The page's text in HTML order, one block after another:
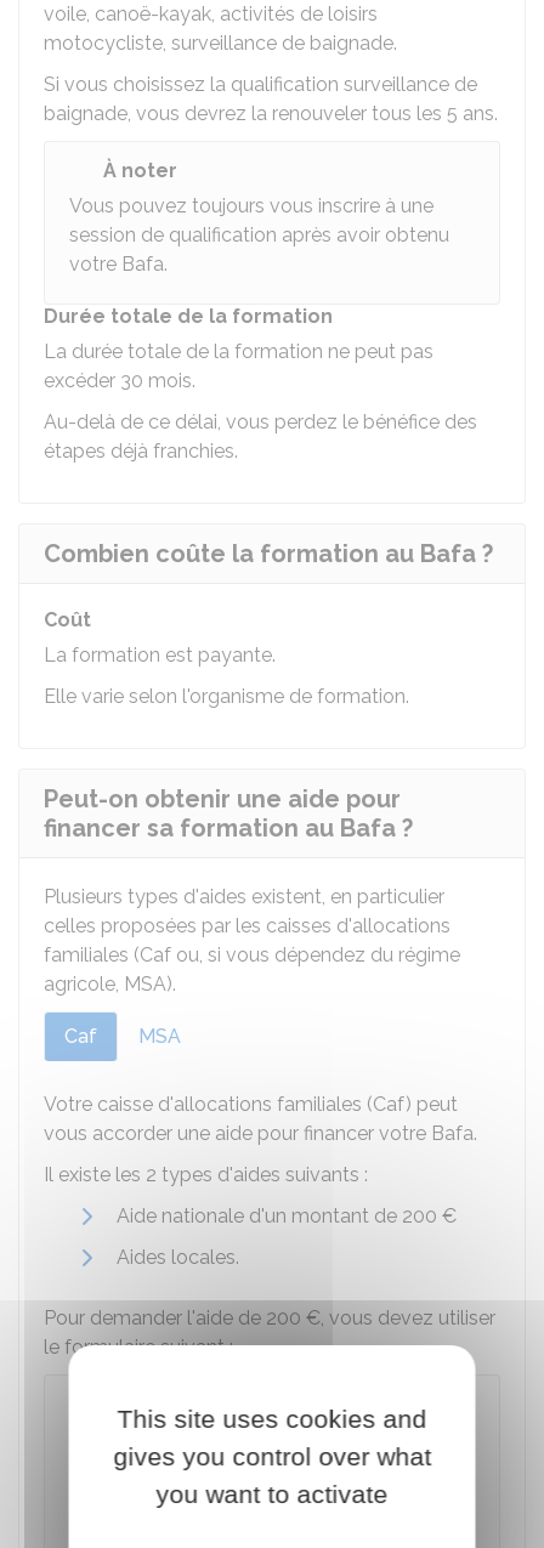
voile, canoë-kayak, activités de loisirs
motocycliste, surveillance de baignade.
Si vous choisissez la qualification surveillance de
baignade, vous devrez la renouveler tous les 5 ans.
À noter
Vous pouvez toujours vous inscrire à une
session de qualification après avoir obtenu
votre Bafa.
Durée totale de la formation
La durée totale de la formation ne peut pas
excéder 30 mois.
Au-delà de ce délai, vous perdez le bénéfice des
étapes déjà franchies.
Combien coûte la formation au Bafa ?
Coût
La formation est payante.
Elle varie selon l'organisme de formation.
Peut-on obtenir une aide pour
financer sa formation au Bafa ?
Plusieurs types d'aides existent, en particulier
celles proposées par les caisses d'allocations
familiales (Caf ou, si vous dépendez du régime
agricole, MSA).
Caf MSA
Votre caisse d'allocations familiales (Caf) peut
vous accorder une aide pour financer votre Bafa.
Il existe les 2 types d'aides suivants :
Aide nationale d'un montant de 200 €
Aides locales.
Pour demander l'aide de 200 €, vous devez utiliser
le formulaire suivant :
Bafa : formulaire de demande d'aide
financière de la Caf
Accéder au Formulaire
This site uses cookies and
gives you control over what
you want to activate